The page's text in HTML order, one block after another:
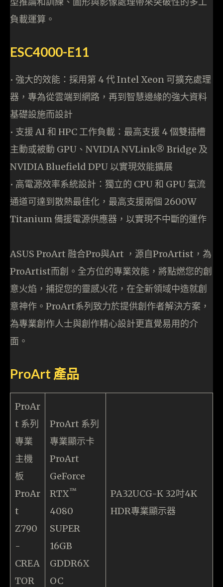
負載運算。
ESC4000-E11
• 強大的效能：採用第 4 代 Intel Xeon 可擴充處理
器，專為從雲端到網路，再到智慧邊緣的強大資料
基礎設施而設計
• 支援 AI 和 HPC 工作負載：最高支援 4 個雙插槽
主動或被動 GPU、NVIDIA NVLink® Bridge 及
NVIDIA Bluefield DPU 以實現效能擴展
• 高電源效率系統設計：獨立的 CPU 和 GPU 氣流
通道可達到散熱最佳化，最高支援兩個 2600W
Titanium 備援電源供應器，以實現不中斷的運作
ASUS ProArt 融合Pro與Art ，源自ProArtist，為
ProArtist而創。全方位的專業效能，將點燃您的創
意火焰，捕捉您的靈感火花，在全新領域中造就創
意神作。ProArt系列致力於提供創作者解決方案，
為專業創作人士與創作精心設計更直覺易用的介
面。
ProArt 產品
ProAr
t 系列
專業
主機
板
ProAr
t
Z790
-
CREA
TOR
ProArt 系列
專業顯示卡
ProArt
GeForce
RTX™
4080
SUPER
16GB
GDDR6X
OC
PA32UCG-K 32吋4K
HDR專業顯示器